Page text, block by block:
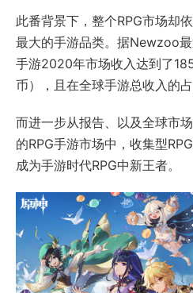
此番背景下，整个RPG市场却
最大的手游品类。据Newzoo
手游2020年市场收入达到了
币），且在全球手游总收入的占
而进一步从报告、以及全球市
的RPG手游市场中，收集型
成为手游时代RPG中新王者。